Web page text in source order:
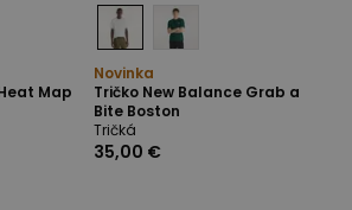
Map
Novinka
Tričko New Balance Grab a
Bite Boston
Tričká
35,00 €